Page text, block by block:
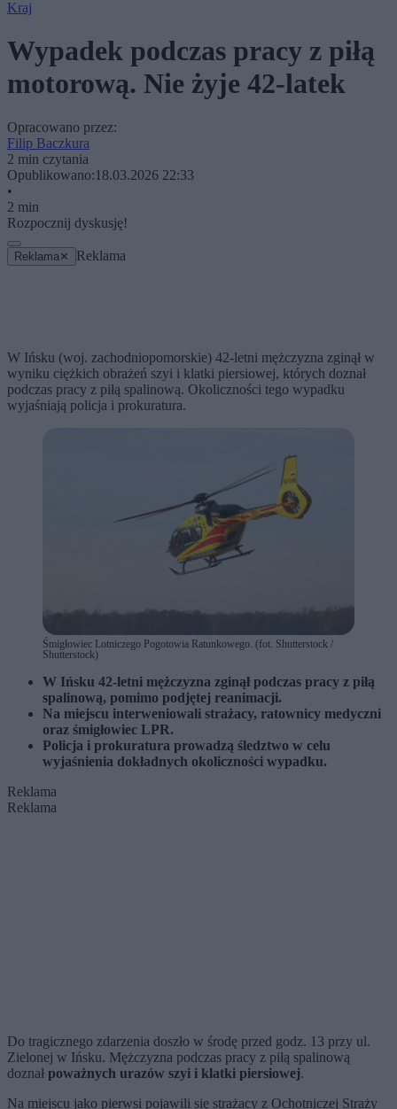
Kraj
Wypadek podczas pracy z piłą
motorową. Nie żyje 42-latek
Opracowano przez:
Filip Baczkura
2 min czytania
Opublikowano:18.03.2026 22:33
•
2 min
Rozpocznij dyskusję!
Reklama ✕ Reklama
W Ińsku (woj. zachodniopomorskie) 42-letni mężczyzna zginął w
wyniku ciężkich obrażeń szyi i klatki piersiowej, których doznał
podczas pracy z piłą spalinową. Okoliczności tego wypadku
wyjaśniają policja i prokuratura.
Śmigłowiec Lotniczego Pogotowia Ratunkowego. (fot. Shutterstock /
Shutterstock)
W Ińsku 42-letni mężczyzna zginął podczas pracy z piłą
spalinową, pomimo podjętej reanimacji.
Na miejscu interweniowali strażacy, ratownicy medyczni
oraz śmigłowiec LPR.
Policja i prokuratura prowadzą śledztwo w celu
wyjaśnienia dokładnych okoliczności wypadku.
Reklama
Reklama
Do tragicznego zdarzenia doszło w środę przed godz. 13 przy ul.
Zielonej w Ińsku. Mężczyzna podczas pracy z piłą spalinową
doznał poważnych urazów szyi i klatki piersiowej.
Na miejscu jako pierwsi pojawili się strażacy z Ochotniczej Straży